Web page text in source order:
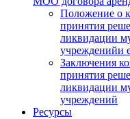
Положение о
принятия
ликвидации
учрежденийи
Заключения
принятия
ликвидации
учреждений
Ресурсы